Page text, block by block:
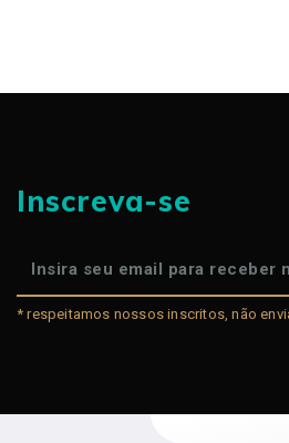
Inscreva-se
* respeitamos nossos inscritos, não